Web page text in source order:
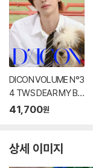
DICON VOLUME N°3
4 TWS DEAR MY BO
YHOOD A-TYPE 1 S
41,700원
상세 이미지